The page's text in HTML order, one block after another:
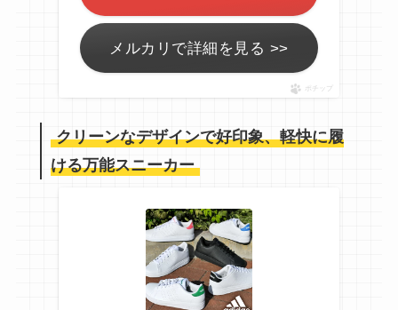
メルカリで詳細を見る >>
ポチップ
クリーンなデザインで好印象、軽快に履
ける万能スニーカー